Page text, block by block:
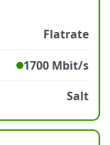
Flatrate
1700 Mbit/s
Salt